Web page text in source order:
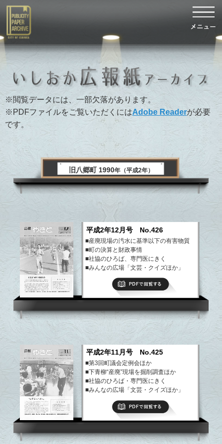
※閲覧データには、一部欠落があります。
※PDFファイルをご覧いただくにはAdobe Readerが必要
です。
旧八郷町 1990年（平成2年）
平成2年12月号 No.426
■産廃現場の汚水に基準以下の有害物質
■町の決算と財政事情
■社協のひろば、専門医にきく
■みんなの広場「文芸・クイズほか」
■まちの話題・できごと
■ようこそ八郷の仲間、園芸教室
PDFで閲覧する
平成2年11月号 No.425
■第3回町議会定例会ほか
■下青柳“産廃”現場を掘削調査ほか
■社協のひろば・専門医にきく
■みんなの広場「文芸・クイズほか」
■まちの話題・できごと
■ようこそ八郷の仲間、園芸教室